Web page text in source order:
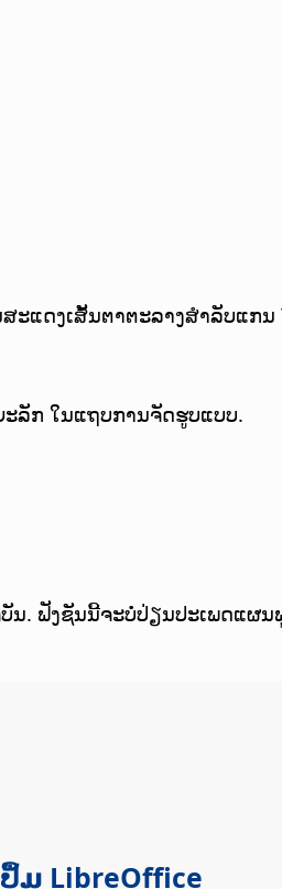
ະແດງເສັ້ນຕາຕະລາງສຳລັບແກນ
ລັກ ໃນແຖບການຈັດຮູບແບບ.
. ຟັງຊັນນີ້ຈະບໍ່ປ່ຽນປະເພດແຜ
ປຶ້ມ LibreOffice